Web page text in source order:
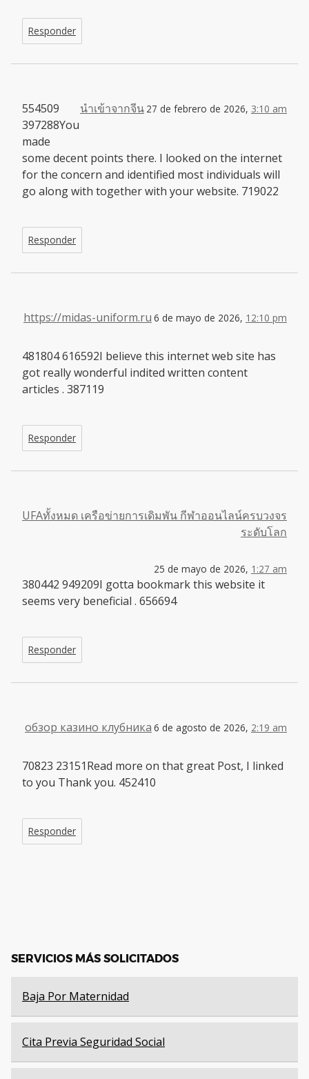
Responder
นำเข้าจากจีน 27 de febrero de 2026, 3:10 am
554509
397288You
made
some decent points there. I looked on the internet
for the concern and identified most individuals will
go along with together with your website. 719022
Responder
https://midas-uniform.ru 6 de mayo de 2026, 12:10 pm
481804 616592I believe this internet web site has
got really wonderful indited written content
articles . 387119
Responder
UFAทั้งหมด เครือข่ายการเดิมพัน กีฬาออนไลน์ครบวงจร
ระดับโลก
25 de mayo de 2026, 1:27 am
380442 949209I gotta bookmark this website it
seems very beneficial . 656694
Responder
обзор казино клубника 6 de agosto de 2026, 2:19 am
70823 23151Read more on that great Post, I linked
to you Thank you. 452410
Responder
SERVICIOS MÁS SOLICITADOS
Baja Por Maternidad
Cita Previa Seguridad Social